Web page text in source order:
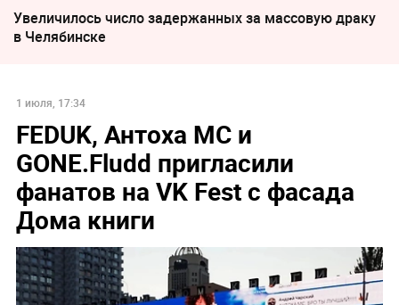
Увеличилось число задержанных за массовую драку
в Челябинске
1 июля, 17:34
FEDUK, Антоха MC и
GONE.Fludd пригласили
фанатов на VK Fest с фасада
Дома книги